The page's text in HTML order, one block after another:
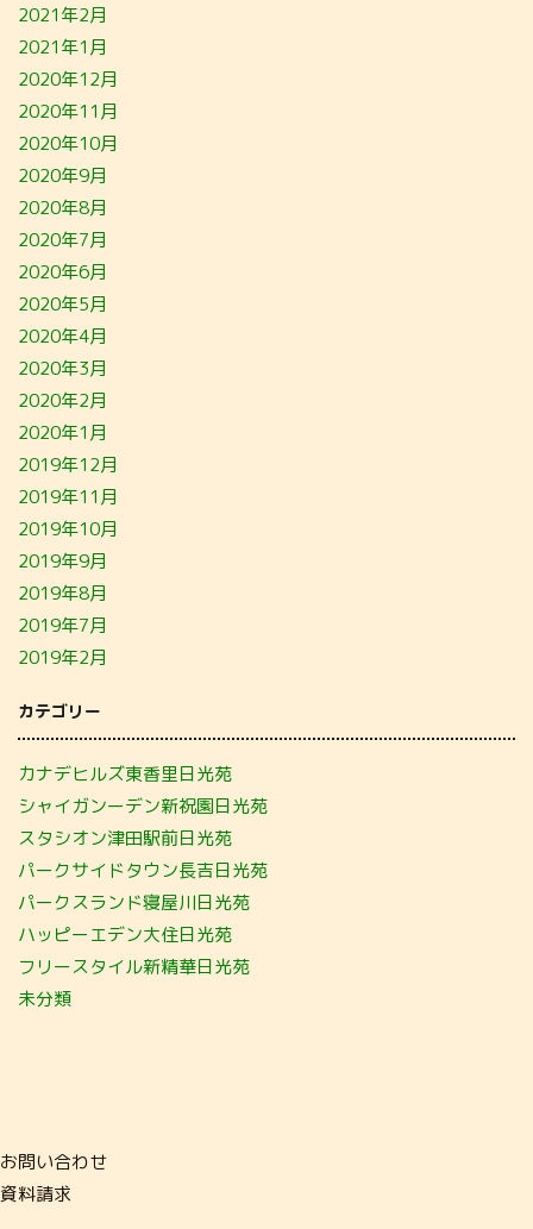
2021年2月
2021年1月
2020年12月
2020年11月
2020年10月
2020年9月
2020年8月
2020年7月
2020年6月
2020年5月
2020年4月
2020年3月
2020年2月
2020年1月
2019年12月
2019年11月
2019年10月
2019年9月
2019年8月
2019年7月
2019年2月
カテゴリー
カナデヒルズ東香里日光苑
シャイガンーデン新祝園日光苑
スタシオン津田駅前日光苑
パークサイドタウン長吉日光苑
パークスランド寝屋川日光苑
ハッピーエデン大住日光苑
フリースタイル新精華日光苑
未分類
お問い合わせ
資料請求